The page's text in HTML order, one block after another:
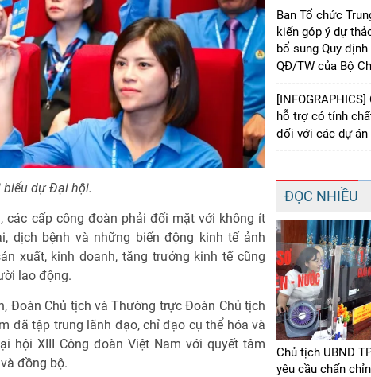
dự Đại hội.
các cấp công đoàn phải đối mặt với không ít
dịch bệnh và những biến động kinh tế ảnh
xuất, kinh doanh, tăng trưởng kinh tế cũng
lao động.
Đoàn Chủ tịch và Thường trực Đoàn Chủ tịch
đã tập trung lãnh đạo, chỉ đạo cụ thể hóa và
hội XIII Công đoàn Việt Nam với quyết tâm
đồng bộ.
Ban Tổ chức
kiến góp ý dự
bổ sung Quy
QĐ/TW của Bộ
hỗ trợ có tính
đối với các dự án
ĐỌC NHIỀU
Chủ tịch UBND
yêu cầu chấn